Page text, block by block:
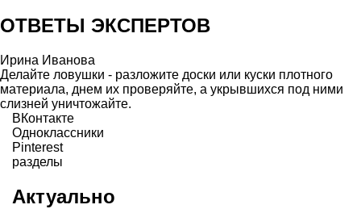
ОТВЕТЫ ЭКСПЕРТОВ
Ирина Иванова
Делайте ловушки - разложите доски или куски плотного
материала, днем их проверяйте, а укрывшихся под ними
слизней уничтожайте.
ВКонтакте
Одноклассники
Pinterest
разделы
Актуально